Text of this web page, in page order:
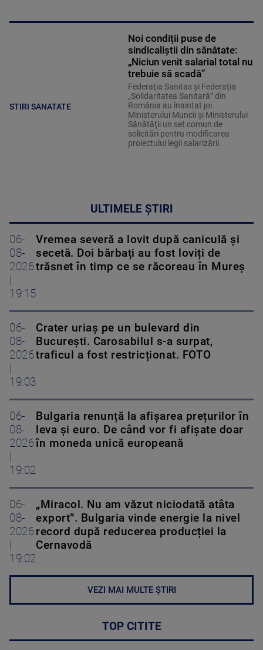
STIRI SANATATE
Noi condiții puse de
sindicaliștii din sănătate:
„Niciun venit salarial total nu
trebuie să scadă”
Federaţia Sanitas şi Federaţia
„Solidaritatea Sanitară” din
România au înaintat joi
Ministerului Muncii şi Ministerului
Sănătăţii un set comun de
solicitări pentru modificarea
proiectului legii salarizării.
ULTIMELE ȘTIRI
06-
08-
2026
19:15
Vremea severă a lovit după caniculă și
secetă. Doi bărbați au fost loviți de
trăsnet în timp ce se răcoreau în Mureș
06-
08-
2026
19:03
Crater uriaș pe un bulevard din
București. Carosabilul s-a surpat,
traficul a fost restricționat. FOTO
06-
08-
2026
19:02
Bulgaria renunță la afișarea prețurilor în
leva și euro. De când vor fi afișate doar
în moneda unică europeană
06-
08-
2026
19:02
„Miracol. Nu am văzut niciodată atâta
export”. Bulgaria vinde energie la nivel
record după reducerea producției la
Cernavodă
VEZI MAI MULTE ȘTIRI
TOP CITITE